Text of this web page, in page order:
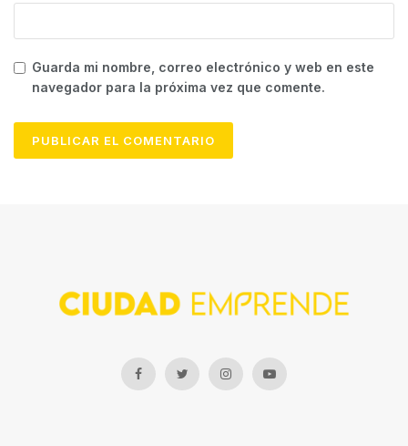
Guarda mi nombre, correo electrónico y web en este
navegador para la próxima vez que comente.